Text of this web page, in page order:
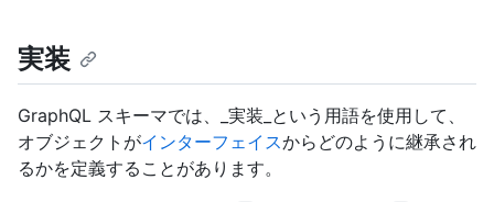
実装
GraphQL スキーマでは、_実装_という用語を使用して、
オブジェクトがインターフェイスからどのように継承され
るかを定義することがあります。